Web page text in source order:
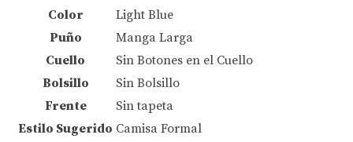
Color
Light Blue
Puño
Manga Larga
Cuello
Sin Botones en el Cuello
Bolsillo
Sin Bolsillo
Frente
Sin tapeta
Estilo Sugerido Camisa Formal